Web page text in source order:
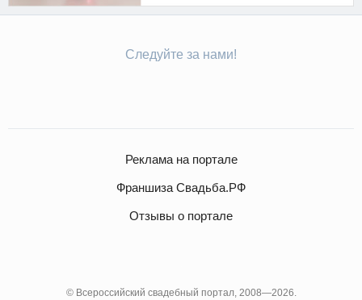
Следуйте за нами!
Реклама на портале
Франшиза Свадьба.РФ
Отзывы о портале
© Всероссийский свадебный портал, 2008—2026.